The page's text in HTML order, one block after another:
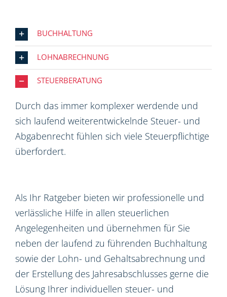
BUCHHALTUNG
LOHNABRECHNUNG
STEUERBERATUNG
Durch das immer komplexer werdende und
sich laufend weiterentwickelnde Steuer- und
Abgabenrecht fühlen sich viele Steuerpflichtige
überfordert.
Als Ihr Ratgeber bieten wir professionelle und
verlässliche Hilfe in allen steuerlichen
Angelegenheiten und übernehmen für Sie
neben der laufend zu führenden Buchhaltung
sowie der Lohn- und Gehaltsabrechnung und
der Erstellung des Jahresabschlusses gerne die
Lösung Ihrer individuellen steuer- und